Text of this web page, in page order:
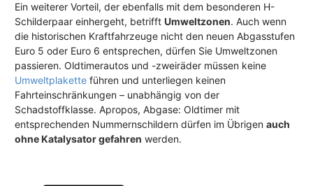
Ein weiterer Vorteil, der ebenfalls mit dem besonderen H-
Schilderpaar einhergeht, betrifft Umweltzonen. Auch wenn
die historischen Kraftfahrzeuge nicht den neuen Abgasstufen
Euro 5 oder Euro 6 entsprechen, dürfen Sie Umweltzonen
passieren. Oldtimerautos und -zweiräder müssen keine
Umweltplakette führen und unterliegen keinen
Fahrteinschränkungen – unabhängig von der
Schadstoffklasse. Apropos, Abgase: Oldtimer mit
entsprechenden Nummernschildern dürfen im Übrigen auch
ohne Katalysator gefahren werden.